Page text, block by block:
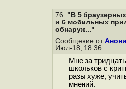
76. "В 5
и 6 мобильных
обнаруж..."
Сообщение от
Июл-18, 18:36
Мне за
школьков с
разы хуже,
мнений.